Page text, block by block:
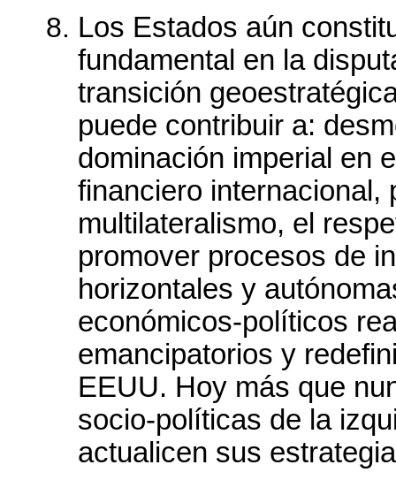
Los Estados aún
fundamental en la
transición
puede contribuir a:
dominación imperial en
financiero internacional,
multilateralismo, el
promover procesos de
horizontales y
económicos-políticos
emancipatorios y
EEUU. Hoy más que
socio-políticas de la
actualicen sus